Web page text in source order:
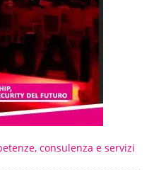
consulenza e servizi